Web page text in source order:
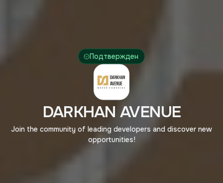
Подтвержден
DARKHAN AVENUE
Join the community of leading developers and discover new
opportunities!